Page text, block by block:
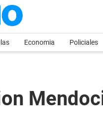
Economia Policiales